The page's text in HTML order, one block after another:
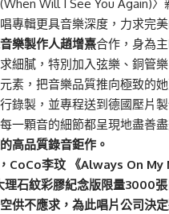
Will I See You Again)〉
專輯更具音樂深度，力求完
樂製作人趙增熹合作，身為
細膩，特別加入弦樂、銅管樂
素，把音樂品質推向極致的
錄製，並專程送到德國壓片
一顆音的細節都呈現地盡善盡
高品質錄音鉅作。
CoCo李玟 《Always On My
理石紋彩膠紀念版限量3000
供不應求，為此唱片公司決